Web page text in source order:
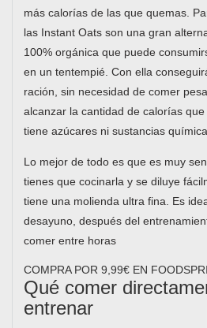
más calorías de las que quemas.
las Instant Oats son una gran
100% orgánica que puede
en un tentempié. Con ella
ración, sin necesidad de comer
alcanzar la cantidad de calorías
tiene azúcares ni sustancias
Lo mejor de todo es que es muy
tienes que cocinarla y se diluye
tiene una molienda ultra fina. Es
desayuno, después del
comer entre horas
COMPRA POR 9,99€ EN
Qué comer
entrenar